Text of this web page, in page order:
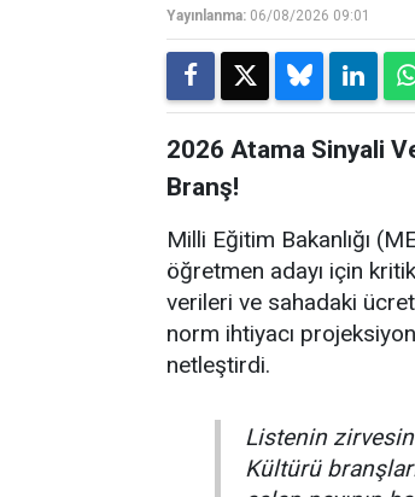
Yayınlanma: 06/08/2026 09:01
2026 Atama Sinyali
Branş!
Milli Eğitim Bakanlığı
öğretmen adayı için
verileri ve sahadaki
norm ihtiyacı
netleştirdi.
Listenin
Kültürü